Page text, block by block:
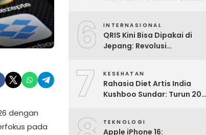
dengan
pada
6 INTERNASIONAL
QRIS Kini Bisa Dipakai di
Jepang: Revolusi
7 KESEHATAN
Rahasia Diet Artis India
Kushboo Sundar: Turun 20
TEKNOLOGI
Apple iPhone 16: